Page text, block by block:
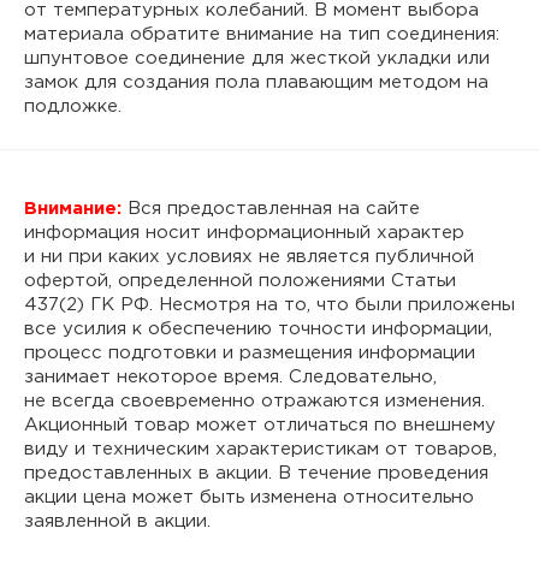
от температурных колебаний. В момент выбора
материала обратите внимание на тип соединения:
шпунтовое соединение для жесткой укладки или
замок для создания пола плавающим методом на
подложке.
Внимание: Вся предоставленная на сайте
информация носит информационный характер
и ни при каких условиях не является публичной
офертой, определенной положениями Статьи
437(2) ГК РФ. Несмотря на то, что были приложены
все усилия к обеспечению точности информации,
процесс подготовки и размещения информации
занимает некоторое время. Следовательно,
не всегда своевременно отражаются изменения.
Акционный товар может отличаться по внешнему
виду и техническим характеристикам от товаров,
предоставленных в акции. В течение проведения
акции цена может быть изменена относительно
заявленной в акции.